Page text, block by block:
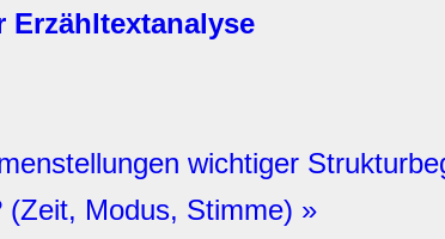
wichtiger
(Zeit, Modus, Stimme) »